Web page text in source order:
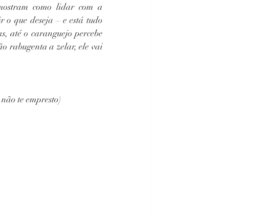
como lidar com a
o que deseja – e está tudo
até o caranguejo percebe
rabugenta a zelar, ele vai
te empresto)